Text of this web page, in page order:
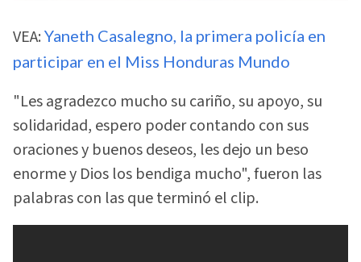
VEA: Yaneth Casalegno, la primera policía en
participar en el Miss Honduras Mundo
"Les agradezco mucho su cariño, su apoyo, su
solidaridad, espero poder contando con sus
oraciones y buenos deseos, les dejo un beso
enorme y Dios los bendiga mucho", fueron las
palabras con las que terminó el clip.